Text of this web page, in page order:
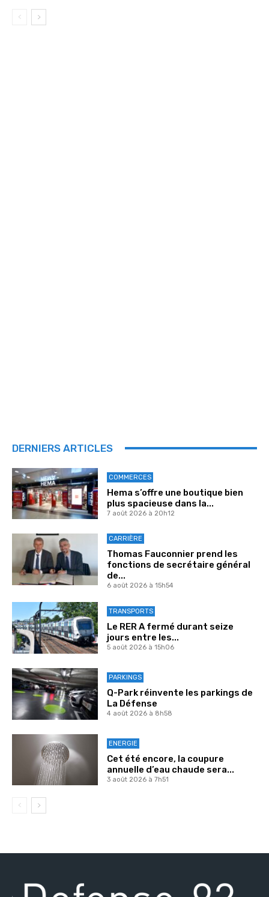
DERNIERS ARTICLES
COMMERCES
Hema s’offre une boutique bien
plus spacieuse dans la...
7 août 2026 à 20h12
CARRIÈRE
Thomas Fauconnier prend les
fonctions de secrétaire général
de...
6 août 2026 à 15h54
TRANSPORTS
Le RER A fermé durant seize
jours entre les...
5 août 2026 à 15h06
PARKINGS
Q-Park réinvente les parkings de
La Défense
4 août 2026 à 8h58
ENERGIE
Cet été encore, la coupure
annuelle d’eau chaude sera...
3 août 2026 à 7h51